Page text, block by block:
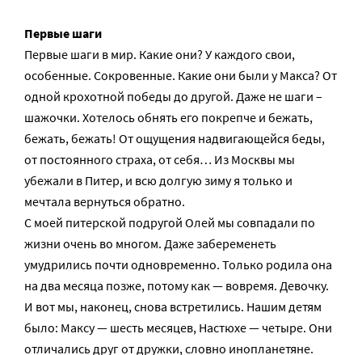
Первые шаги
Первые шаги в мир. Какие они? У каждого свои,
особенные. Сокровенные. Какие они были у Макса? От
одной крохотной победы до другой. Даже не шаги –
шажочки. Хотелось обнять его покрепче и бежать,
бежать, бежать! От ощущения надвигающейся беды,
от постоянного страха, от себя… Из Москвы мы
убежали в Питер, и всю долгую зиму я только и
мечтала вернуться обратно.
С моей питерской подругой Олей мы совпадали по
жизни очень во многом. Даже забеременеть
умудрились почти одновременно. Только родила она
на два месяца позже, потому как — вовремя. Девочку.
И вот мы, наконец, снова встретились. Нашим детям
было: Максу — шесть месяцев, Настюхе — четыре. Они
отличались друг от дружки, словно инопланетяне.